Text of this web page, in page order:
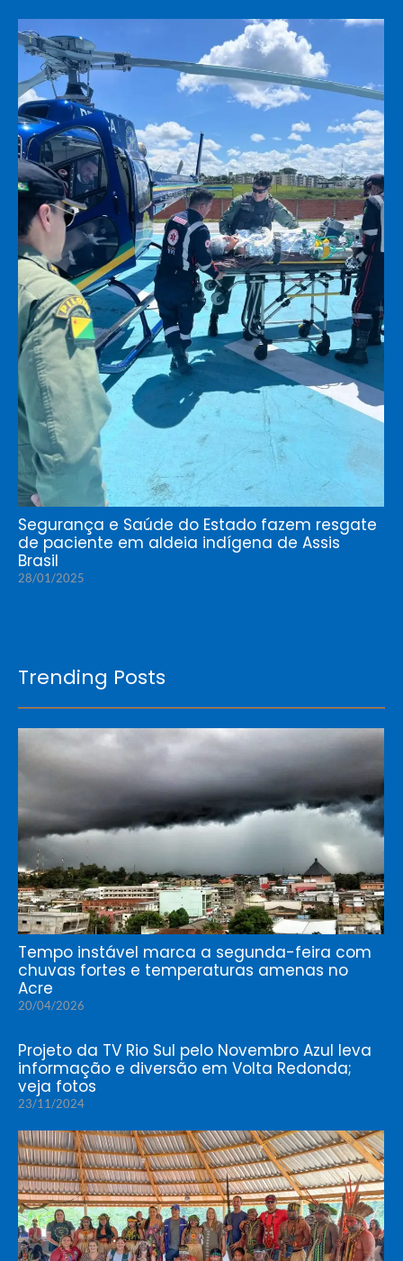
Segurança e Saúde do Estado fazem resgate
de paciente em aldeia indígena de Assis
Brasil
28/01/2025
Trending Posts
Tempo instável marca a segunda-feira com
chuvas fortes e temperaturas amenas no
Acre
20/04/2026
Projeto da TV Rio Sul pelo Novembro Azul leva
informação e diversão em Volta Redonda;
veja fotos
23/11/2024